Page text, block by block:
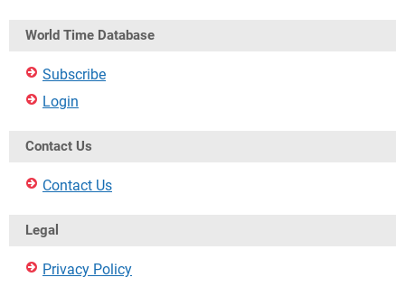
World Time Database
Subscribe
Login
Contact Us
Contact Us
Legal
Privacy Policy